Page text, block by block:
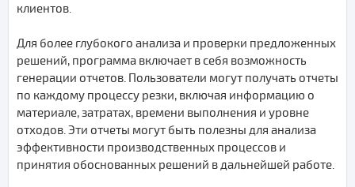
клиентов.
Для более глубокого анализа и проверки предложенных
решений, программа включает в себя возможность
генерации отчетов. Пользователи могут получать отчеты
по каждому процессу резки, включая информацию о
материале, затратах, времени выполнения и уровне
отходов. Эти отчеты могут быть полезны для анализа
эффективности производственных процессов и
принятия обоснованных решений в дальнейшей работе.